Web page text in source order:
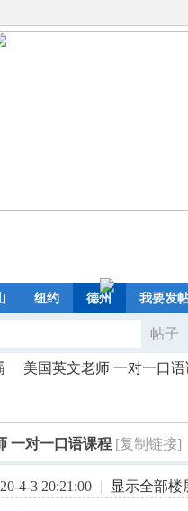
纽约 德州 我要发
帖子
›
美国英文老师 一对一口语
一对一口语课程 [复制链接]
4-3 20:21:00 | 显示全部楼